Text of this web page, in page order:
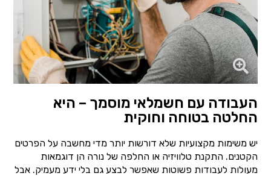
העבודה עם חשמלאי מוסמך – היא
החלטה בטוחה וחוקית
יש משימות מקצועיות שלא דורשות יותר מדי מחשבה על הפרטים
הקטנים. התקנת טלוויזיה או החלפה של נורה הן דוגמאות
מעולות לעבודות פשוטות שאפשר לבצע גם בלי ידע מעמיק. אבל